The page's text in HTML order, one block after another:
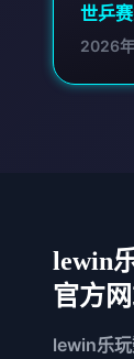
世乒
2026
lewin
官方
lewin乐